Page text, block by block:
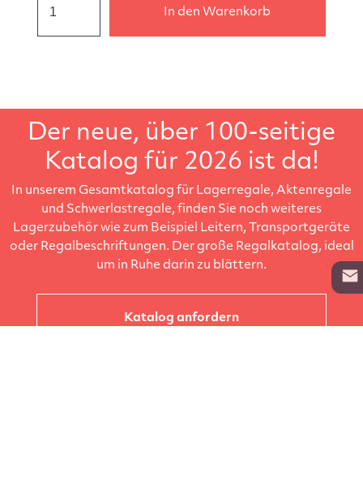
In den Warenkorb
Der neue, über 100-seitige
Katalog für 2026 ist da!
In unserem Gesamtkatalog für Lagerregale, Aktenregale
und Schwerlastregale, finden Sie noch weiteres
Lagerzubehör wie zum Beispiel Leitern, Transportgeräte
oder Regalbeschriftungen. Der große Regalkatalog, ideal
um in Ruhe darin zu blättern.
Katalog anfordern